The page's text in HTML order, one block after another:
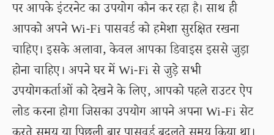
पर आपके इंटरनेट का उपयोग कौन कर रहा है। साथ ही
आपको अपने Wi-Fi पासवर्ड को हमेशा सुरक्षित रखना
चाहिए। इसके अलावा, केवल आपका डिवाइस इससे जुड़ा
होना चाहिए। अपने घर में Wi-Fi से जुड़े सभी
उपयोगकर्ताओं को देखने के लिए, आपको पहले राउटर ऐप
लोड करना होगा जिसका उपयोग आपने अपना Wi-Fi सेट